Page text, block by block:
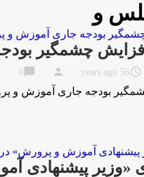
و
چشمگیر
access_time
56 years ago
person
chat_bubble
0
بودجه جاری آموزش و
«وزیر